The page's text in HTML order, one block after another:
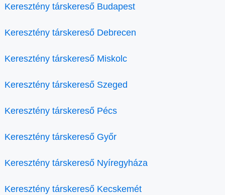
Keresztény társkereső Budapest
Keresztény társkereső Debrecen
Keresztény társkereső Miskolc
Keresztény társkereső Szeged
Keresztény társkereső Pécs
Keresztény társkereső Győr
Keresztény társkereső Nyíregyháza
Keresztény társkereső Kecskemét